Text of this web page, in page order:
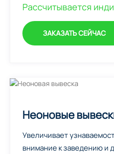
Рассчитывается
ЗАКАЗАТЬ СЕЙЧАС
Неоновые
Увеличивает
внимание к заведению и